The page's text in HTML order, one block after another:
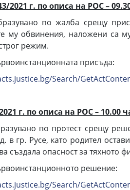
2021 г. по описа на РОС –
по жалба срещу
му обвинения, наложени са
режим.
присъда:
Search/
г. по описа на РОС – 10.00
по протест срещу
в гр. Русе, като родител
създала опасност за тяхното
решение:
Search/